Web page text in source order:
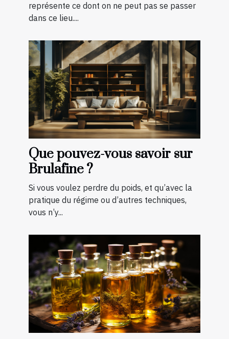
représente ce dont on ne peut pas se passer
dans ce lieu....
Que pouvez-vous savoir sur
Brulafine ?
Si vous voulez perdre du poids, et qu’avec la
pratique du régime ou d’autres techniques,
vous n’y...